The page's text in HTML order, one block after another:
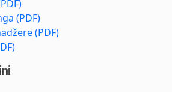
(PDF)
(PDF)